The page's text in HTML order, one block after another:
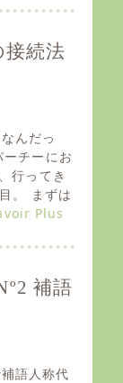
続法
んだっ
チーにお
行ってき
。 まずは
Plus
補語
語人称代